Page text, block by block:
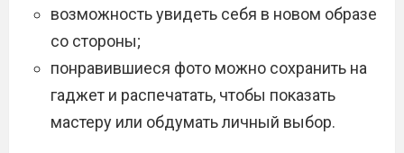
возможность увидеть себя в новом образе
со стороны;
понравившиеся фото можно сохранить на
гаджет и распечатать, чтобы показать
мастеру или обдумать личный выбор.